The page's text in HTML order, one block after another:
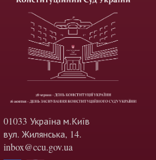
01033 Україна м.Київ
вул. Жилянська, 14.
inbox@ccu.gov.ua